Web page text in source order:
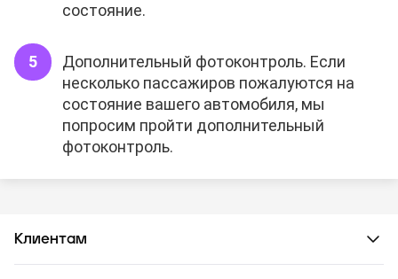
состояние.
Дополнительный фотоконтроль. Если
несколько пассажиров пожалуются на
состояние вашего автомобиля, мы
попросим пройти дополнительный
фотоконтроль.
Клиентам